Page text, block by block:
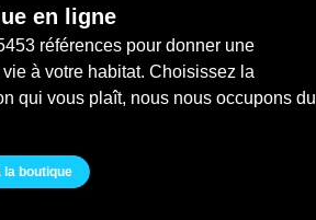
en ligne
références pour donner une
à votre habitat. Choisissez la
qui vous plaît, nous nous occupons du
la boutique